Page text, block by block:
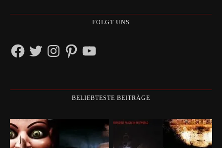
FOLGT UNS
FacebookTwitterInstagramPinterestYouTube
BELIEBTESTE BEITRÄGE